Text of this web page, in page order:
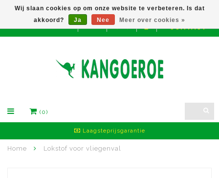
EUR CONTACT
(0)
Laagsteprijsgarantie
Home Lokstof voor vliegenval
Wij slaan cookies op om onze website te verbeteren. Is dat
akkoord?
Ja Nee Meer over cookies »